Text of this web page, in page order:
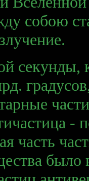
собою
секунды,
-
часть